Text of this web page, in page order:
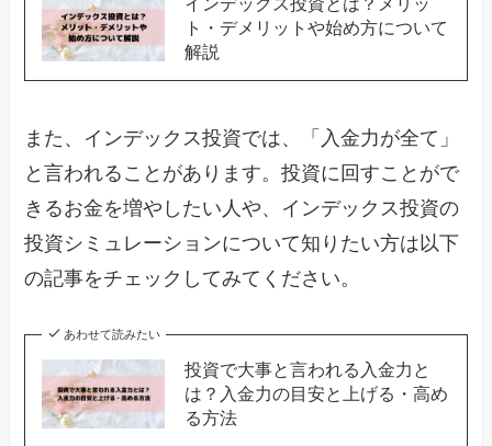
ト・デメリットや始め方について
解説
また、インデックス投資では、「入金力が全て」
と言われることがあります。投資に回すことがで
きるお金を増やしたい人や、インデックス投資の
投資シミュレーションについて知りたい方は以下
の記事をチェックしてみてください。
あわせて読みたい
投資で大事と言われる入金力と
は？入金力の目安と上げる・高め
る方法